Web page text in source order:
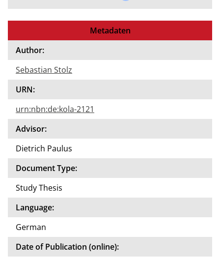
Metadaten
Author:
Sebastian Stolz
URN:
urn:nbn:de:kola-2121
Advisor:
Dietrich Paulus
Document Type:
Study Thesis
Language:
German
Date of Publication (online):